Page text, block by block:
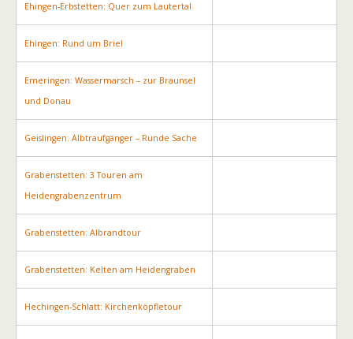
Ehingen-Erbstetten: Quer zum Lautertal
Ehingen: Rund um Briel
Emeringen: Wassermarsch – zur Braunsel
und Donau
Geislingen: Albtraufgänger – Runde Sache
Grabenstetten: 3 Touren am
Heidengrabenzentrum
Grabenstetten: Albrandtour
Grabenstetten: Kelten am Heidengraben
Hechingen-Schlatt: Kirchenköpfletour